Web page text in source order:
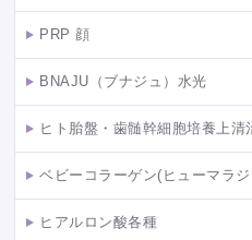
PRP 顔
BNAJU（ブナジュ）水光
ヒト胎盤・歯髄幹細胞培養上清
ベビーコラーゲン(ヒューマラ
ヒアルロン酸各種